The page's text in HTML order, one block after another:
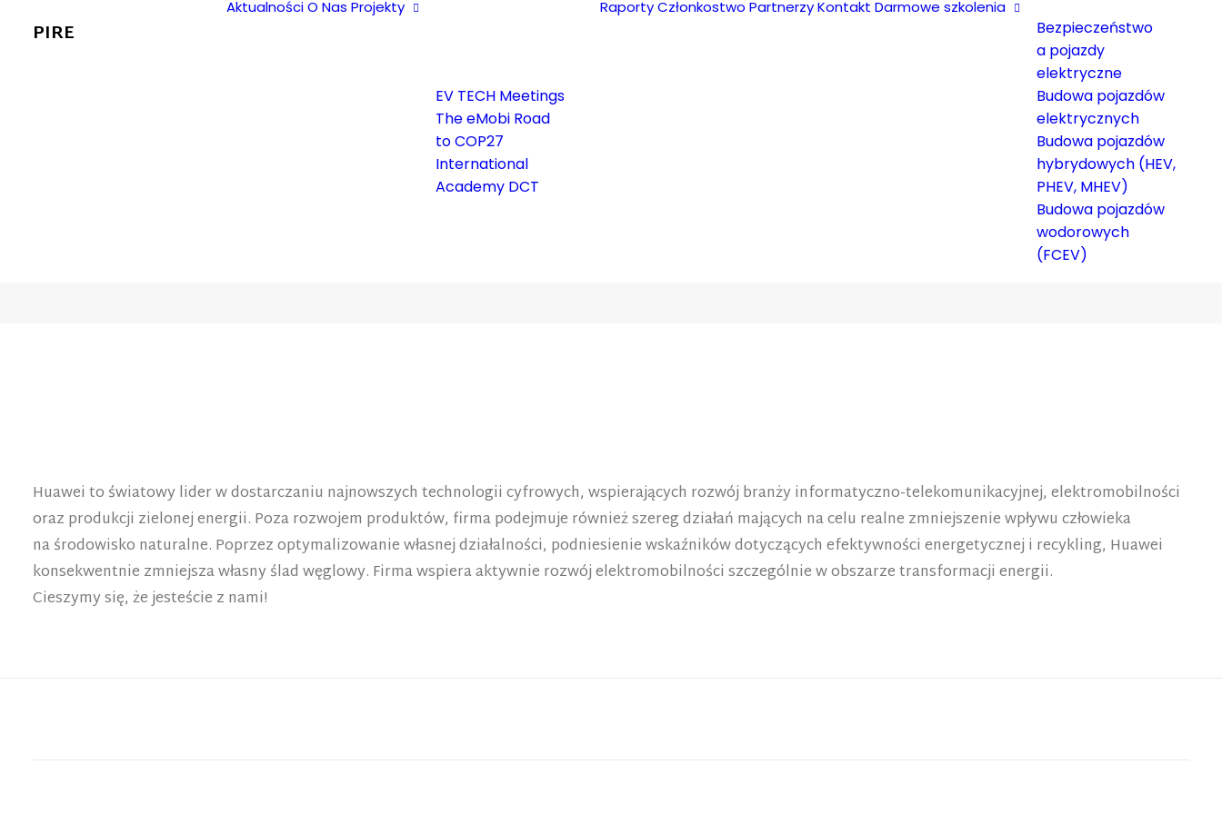
PIRE
AktualnościO Nas Projekty
EV TECH Meetings
The eMobi Road
to COP27
International
Academy DCT
RaportyCzłonkostwo PartnerzyKontakt Darmowe szkolenia
Bezpieczeństwo
a pojazdy
elektryczne
Budowa pojazdów
elektrycznych
Budowa pojazdów
hybrydowych (HEV,
PHEV, MHEV)
Budowa pojazdów
wodorowych
(FCEV)
Huawei Polska Członkiem Wspierającym PIRE
31 SIERPNIA, 2022
Huawei to światowy lider w dostarczaniu najnowszych technologii cyfrowych, wspierających rozwój branży informatyczno-telekomunikacyjnej, elektromobilności
oraz produkcji zielonej energii. Poza rozwojem produktów, firma podejmuje również szereg działań mających na celu realne zmniejszenie wpływu człowieka
na środowisko naturalne. Poprzez optymalizowanie własnej działalności, podniesienie wskaźników dotyczących efektywności energetycznej i recykling, Huawei
konsekwentnie zmniejsza własny ślad węglowy. Firma wspiera aktywnie rozwój elektromobilności szczególnie w obszarze transformacji energii.
Cieszymy się, że jesteście z nami!